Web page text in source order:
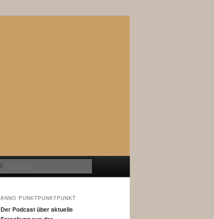
ANNO PUNKTPUNKTPUNKT
Der Podcast über aktuelle